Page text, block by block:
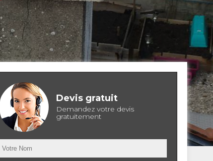
Devis gratuit
Demandez votre devis
gratuitement